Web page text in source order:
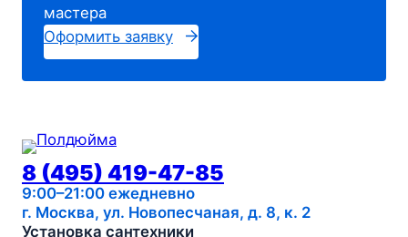
мастера
Оформить заявку
8 (495) 419-47-85
9:00–21:00 ежедневно
г. Москва, ул. Новопесчаная, д. 8, к. 2
Установка сантехники